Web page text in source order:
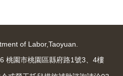
of Labor,Taoyuan.
桃園市桃園區縣府路1號3、4樓